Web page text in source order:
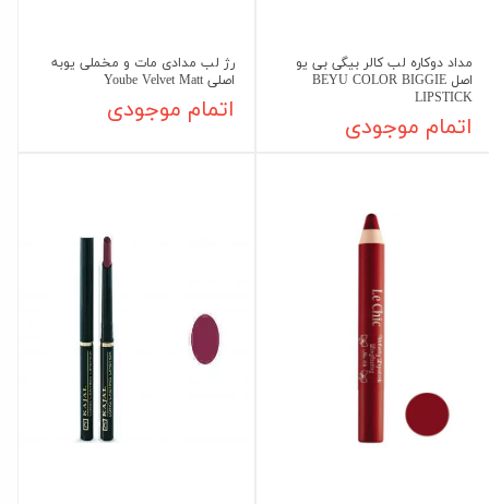
مداد دوکاره لب کالر بیگی بی یو
اصل BEYU COLOR BIGGIE
LIPSTICK
اتمام موجودی
رژ لب مدادی مات و مخملی یوبه
اصلی Yoube Velvet Matt
اتمام موجودی